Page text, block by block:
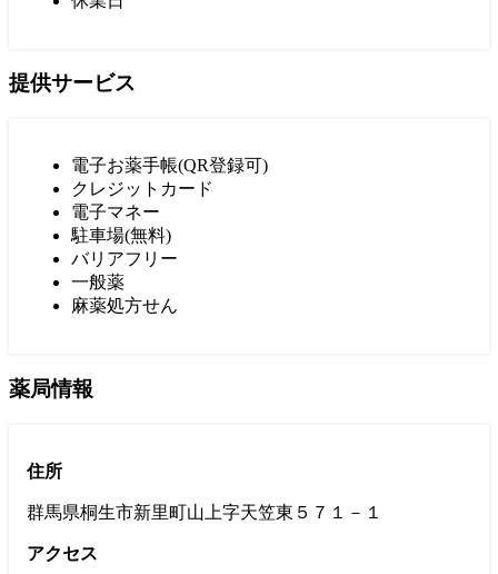
提供サービス
電子お薬手帳(QR登録可)
クレジットカード
電子マネー
駐車場(無料)
バリアフリー
一般薬
麻薬処方せん
薬局情報
住所
群馬県桐生市新里町山上字天笠東５７１－１
アクセス